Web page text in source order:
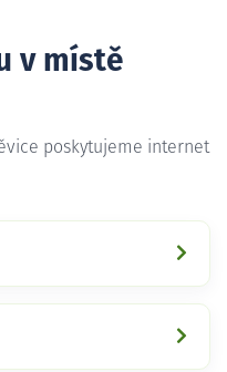
v místě
poskytujeme internet